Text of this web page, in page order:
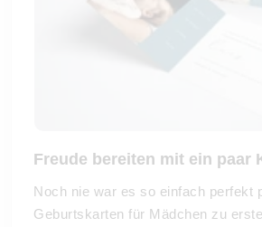
Freude bereiten mit ein paar
Noch nie war es so einfach perfekt
Geburtskarten für Mädchen zu